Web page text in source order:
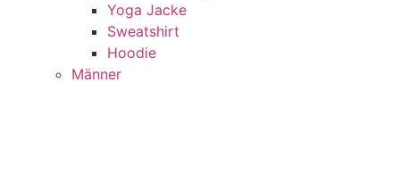
Yoga Jacke
Sweatshirt
Hoodie
Männer